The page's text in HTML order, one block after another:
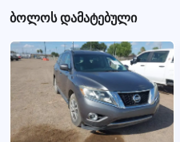
ბოლოს დამატებული